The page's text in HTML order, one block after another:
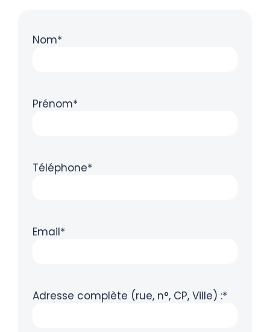
Nom*
Prénom*
Téléphone*
Email*
Adresse complète (rue, n°, CP, Ville) :*